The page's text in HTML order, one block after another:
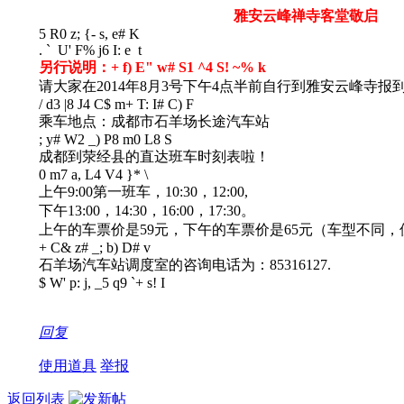
雅安云峰禅寺客堂敬启
5 R0 z; {- s, e# K
. ` U' F% j6 I: e t
另行说明： + f) E" w# S1 ^4 S! ~% k
请大家在2014年8月3号下午4点半前自行到雅安云峰寺报到
/ d3 |8 J4 C$ m+ T: I# C) F
乘车地点：成都市石羊场长途汽车站
; y# W2 _) P8 m0 L8 S
成都到荥经县的直达班车时刻表啦！
0 m7 a, L4 V4 }* \
上午9:00第一班车，10:30，12:00,
下午13:00，14:30，16:00，17:30。
上午的车票价是59元，下午的车票价是65元（车型不同
+ C& z# _; b) D# v
石羊场汽车站调度室的咨询电话为：85316127.
$ W' p: j, _5 q9 `+ s! I
回复
使用道具 举报
返回列表